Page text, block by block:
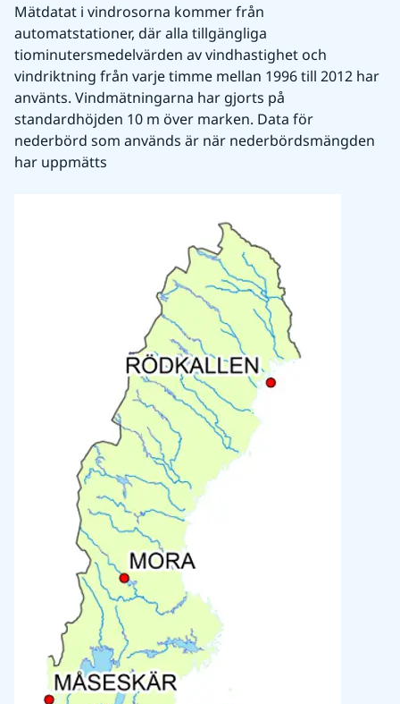
Mätdatat i vindrosorna kommer från
automatstationer, där alla tillgängliga
tiominutersmedelvärden av vindhastighet och
vindriktning från varje timme mellan 1996 till 2012 har
använts. Vindmätningarna har gjorts på
standardhöjden 10 m över marken. Data för
nederbörd som används är när nederbördsmängden
har uppmätts